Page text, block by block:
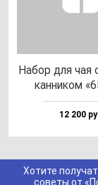
Набор для чая
кан­ни­ком
12 200
Хотите
советы от